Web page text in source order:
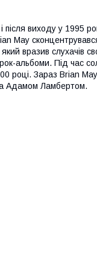
виходу у 1995
May
вразив слухачів
альбоми. Під час
році. Зараз Brian
Адамом Ламбертом.